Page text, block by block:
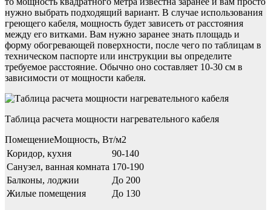
нужно выбрать подходящий вариант. В случае использования
греющего кабеля, мощность будет зависеть от расстояния
между его витками. Вам нужно заранее знать площадь и
форму обогревающей поверхности, после чего по таблицам в
техническом паспорте или инструкции вы определите
требуемое расстояние. Обычно оно составляет 10-30 см в
зависимости от мощности кабеля.
Таблица расчета мощности нагревательного кабеля
ПомещениеМощность, Вт/м2
Коридор, кухня
90-140
Санузел, ванная комната 170-190
Балконы, лоджии
До 200
Жилые помещения
До 130